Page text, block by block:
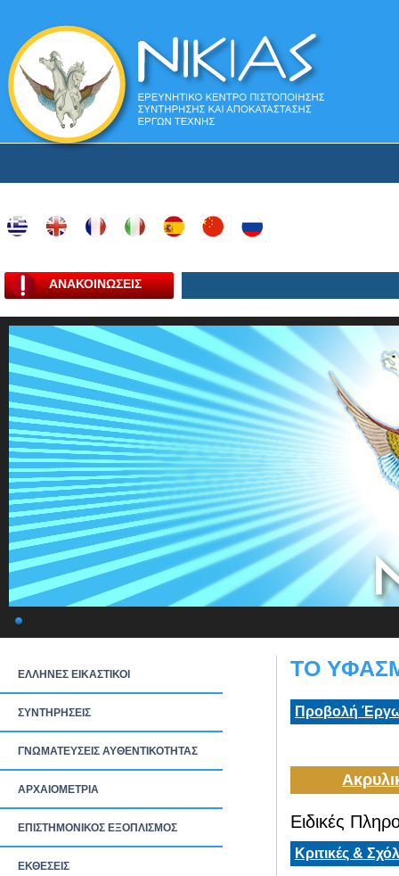
ΑΝΑΚΟΙΝΩΣΕΙΣ
ΕΛΛΗΝΕΣ ΕΙΚΑΣΤΙΚΟΙ
ΣΥΝΤΗΡΗΣΕΙΣ
ΓΝΩΜΑΤΕΥΣΕΙΣ ΑΥΘΕΝΤΙΚΟΤΗΤΑΣ
ΑΡΧΑΙΟΜΕΤΡΙΑ
ΕΠΙΣΤΗΜΟΝΙΚΟΣ ΕΞΟΠΛΙΣΜΟΣ
ΕΚΘΕΣΕΙΣ
ΤΟ
Προβολή
Ειδικές
Κριτικές &